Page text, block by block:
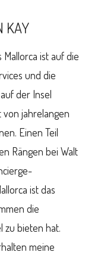
KAY
ist auf die
und die
der Insel
jahrelangen
Einen Teil
Rängen bei Walt
ist das
die
zu bieten hat.
meine